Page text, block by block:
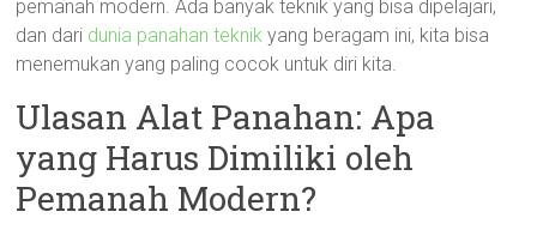
pemanah modern. Ada banyak teknik yang bisa dipelajari,
dan dari dunia panahan teknik yang beragam ini, kita bisa
menemukan yang paling cocok untuk diri kita.
Ulasan Alat Panahan: Apa
yang Harus Dimiliki oleh
Pemanah Modern?